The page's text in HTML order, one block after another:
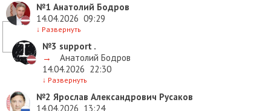
№1 Анатолий Бодров
14.04.2026 09:29
↓ Развернуть
№3 support .
→
Анатолий Бодров
14.04.2026 22:30
↓ Развернуть
№2 Ярослав Александрович Русаков
14.04.2026 13:24